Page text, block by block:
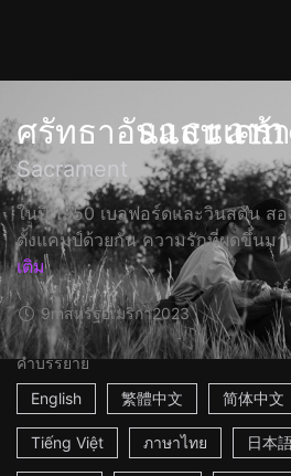
ศรัทธาอันแสนเศร้า
Sacrament
ในปี 1950 เบลฟอร์ดและวินสตัน ส
ตั้งแคมป์ด้วยกัน ความรักที่ผุดขึ้นมา
เติม
9mสหรัฐอเมริกา2023
คำบรรยาย
English
繁體中文 简体中文
Tiếng Việt ภาษาไทย 日本